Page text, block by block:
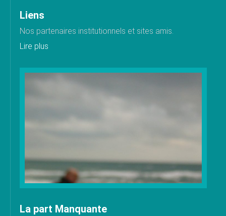
Liens
Nos partenaires institutionnels et sites amis.
Lire plus
La part Manquante